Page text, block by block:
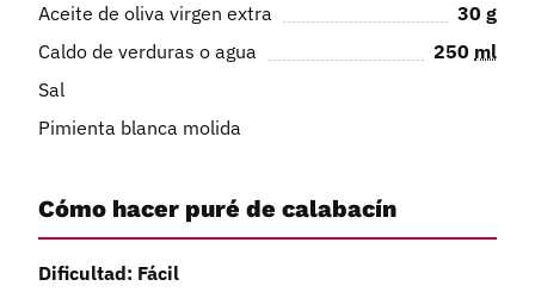
Aceite de oliva virgen extra
30 g
Caldo de verduras o agua
250 ml
Sal
Pimienta blanca molida
Cómo hacer puré de calabacín
Dificultad: Fácil